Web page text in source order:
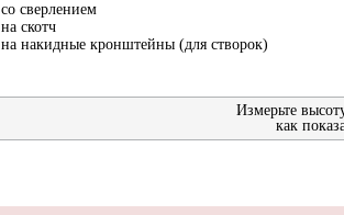
со сверлением
на скотч
на накидные кронштейны (для створок)
Измерьте
как